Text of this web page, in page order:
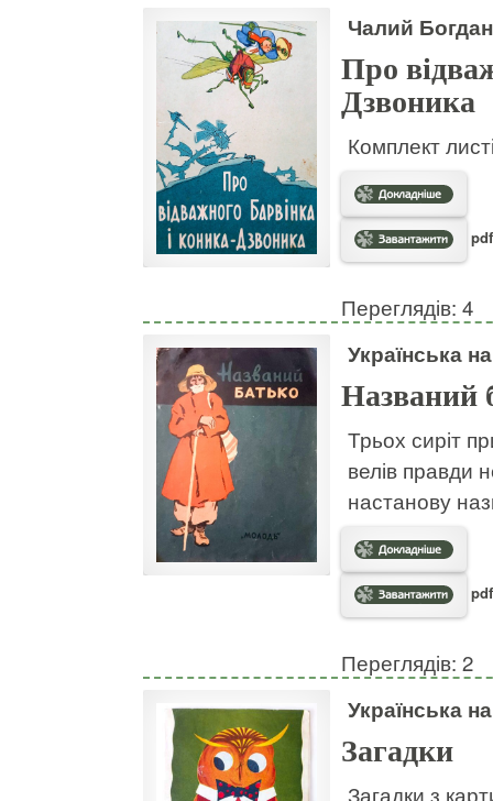
Чалий
Про
Дзвоника
Комплект
Переглядів: 4
Українська
Названий
Трьох сиріт
велів правди
настанову
Переглядів: 2
Українська
Загадки
Загадки з